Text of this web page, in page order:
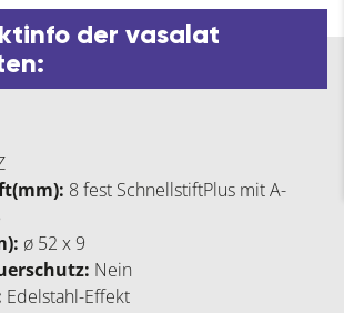
der vasalat
8 fest SchnellstiftPlus mit A-
ø 52 x 9
Nein
Edelstahl-Effekt